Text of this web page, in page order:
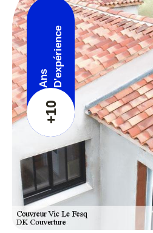
+10
Ans D'expérience